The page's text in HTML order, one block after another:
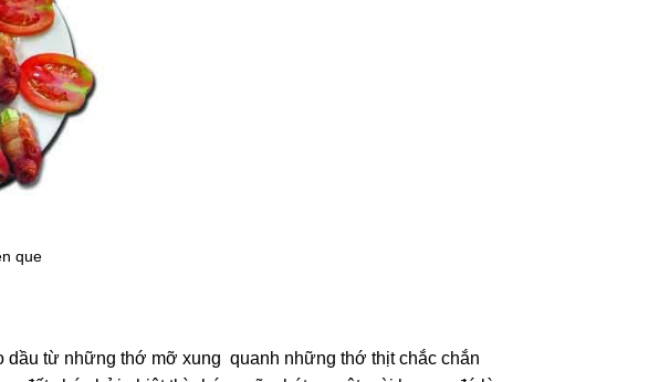
que
từ những thớ mỡ xung quanh những thớ thịt chắc chắn